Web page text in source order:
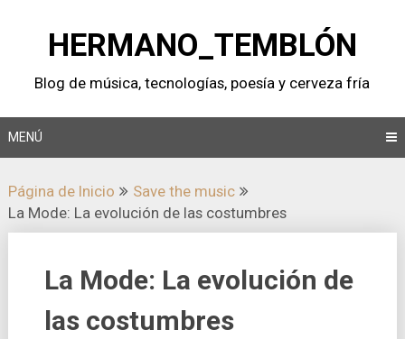
contenidoHERMANO_TEMBLÓN
Blog de música, tecnologí­as, poesí­a y cerveza frí­a
MENÚ
Página de Inicio
Save the music
La Mode: La evolución de las costumbres
La Mode: La evolución de
las costumbres